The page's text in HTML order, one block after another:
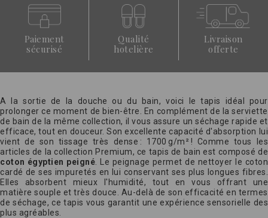
Paiement
sécurisé
Qualité
hotelière
Livraison
offerte
A la sortie de la douche ou du bain, voici le tapis idéal pour
prolonger ce moment de bien-être. En complément de la serviette
de bain de la même collection, il vous assure un séchage rapide et
efficace, tout en douceur. Son excellente capacité d'absorption lui
vient de son tissage très dense : 1700 g/m² ! Comme tous les
articles de la collection Premium, ce tapis de bain est composé de
coton égyptien peigné . Le peignage permet de nettoyer le coton
cardé de ses impuretés en lui conservant ses plus longues fibres.
Elles absorbent mieux l'humidité, tout en vous offrant une
matière souple et très douce. Au-delà de son efficacité en termes
de séchage, ce tapis vous garantit une expérience sensorielle des
plus agréables.